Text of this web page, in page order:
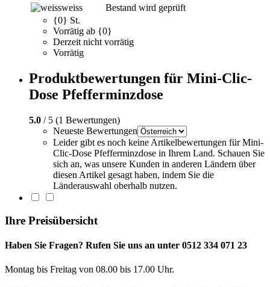
weiss
Bestand wird geprüft
{0} St.
Vorrätig ab {0}
Derzeit nicht vorrätig
Vorrätig
Produktbewertungen für Mini-Clic-
Dose Pfefferminzdose
5.0 / 5 (1 Bewertungen)
Neueste Bewertungen
Leider gibt es noch keine Artikelbewertungen für Mini-
Clic-Dose Pfefferminzdose in Ihrem Land. Schauen Sie
sich an, was unsere Kunden in anderen Ländern über
diesen Artikel gesagt haben, indem Sie die
Länderauswahl oberhalb nutzen.
Ihre Preisübersicht
Haben Sie Fragen? Rufen Sie uns an unter 0512 334 071 23
Montag bis Freitag von 08.00 bis 17.00 Uhr.